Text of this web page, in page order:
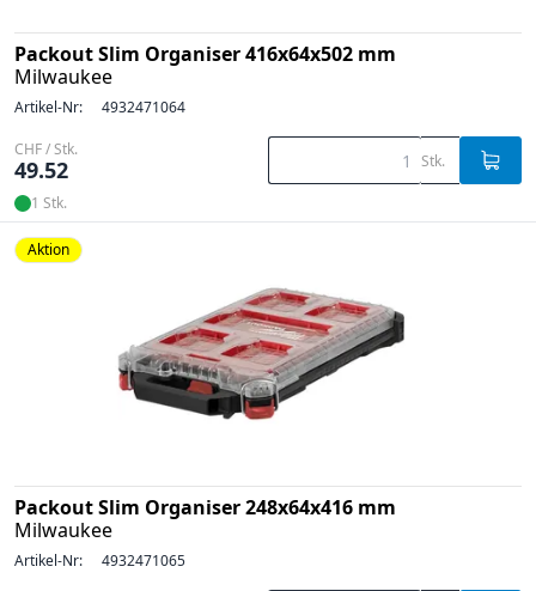
Packout Slim Organiser 416x64x502 mm
Milwaukee
Artikel-Nr: 4932471064
CHF / Stk.
49.52 Stk.
1 Stk.
Aktion
Packout Slim Organiser 248x64x416 mm
Milwaukee
Artikel-Nr: 4932471065